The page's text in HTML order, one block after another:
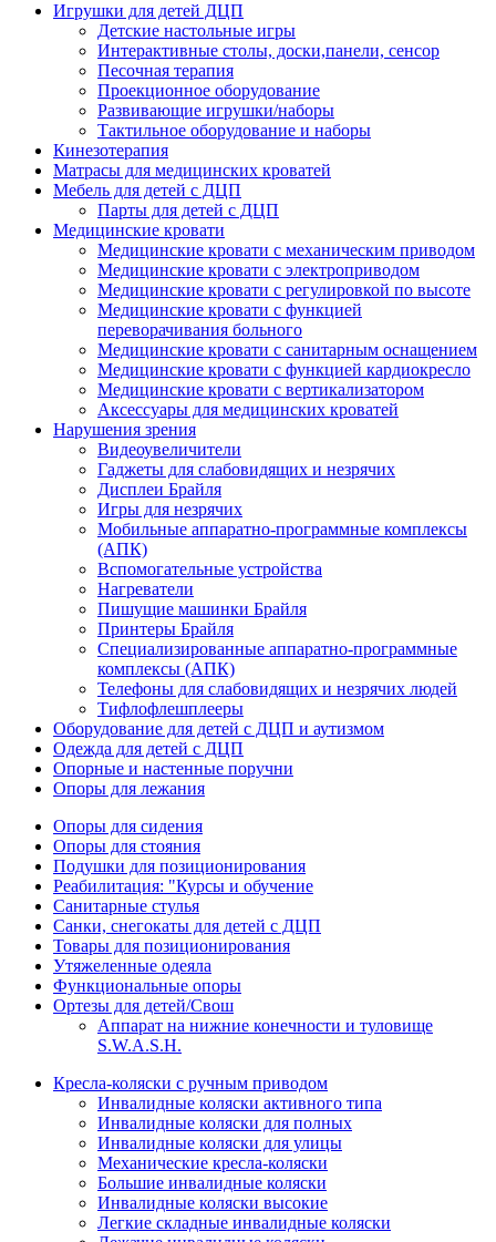
Игрушки для детей ДЦП
Детские настольные игры
Интерактивные столы, доски,панели, сенсор
Песочная терапия
Проекционное оборудование
Развивающие игрушки/наборы
Тактильное оборудование и наборы
Кинезотерапия
Матрасы для медицинских кроватей
Мебель для детей с ДЦП
Парты для детей с ДЦП
Медицинские кровати
Медицинские кровати с механическим приводом
Медицинские кровати с электроприводом
Медицинские кровати с регулировкой по высоте
Медицинские кровати с функцией
переворачивания больного
Медицинские кровати с санитарным оснащением
Медицинские кровати с функцией кардиокресло
Медицинские кровати с вертикализатором
Аксессуары для медицинских кроватей
Нарушения зрения
Видеоувеличители
Гаджеты для слабовидящих и незрячих
Дисплеи Брайля
Игры для незрячих
Мобильные аппаратно-программные комплексы
(АПК)
Вспомогательные устройства
Нагреватели
Пишущие машинки Брайля
Принтеры Брайля
Специализированные аппаратно-программные
комплексы (АПК)
Телефоны для слабовидящих и незрячих людей
Тифлофлешплееры
Оборудование для детей с ДЦП и аутизмом
Одежда для детей с ДЦП
Опорные и настенные поручни
Опоры для лежания
Опоры для сидения
Опоры для стояния
Подушки для позиционирования
Реабилитация: "Курсы и обучение
Санитарные стулья
Санки, снегокаты для детей с ДЦП
Товары для позиционирования
Утяжеленные одеяла
Функциональные опоры
Ортезы для детей/Свош
Аппарат на нижние конечности и туловище
S.W.A.S.H.
Кресла-коляски с ручным приводом
Инвалидные коляски активного типа
Инвалидные коляски для полных
Инвалидные коляски для улицы
Механические кресла-коляски
Большие инвалидные коляски
Инвалидные коляски высокие
Легкие складные инвалидные коляски